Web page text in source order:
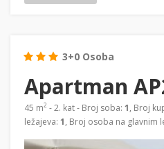
3+0 Osoba
Apartman
45 m2 - 2. kat - Broj soba: 1, Broj
ležajeva: 1, Broj osoba na glavnim